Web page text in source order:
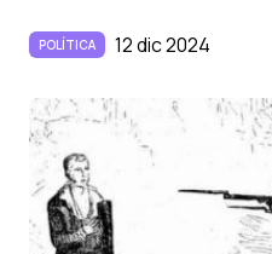
POLÍTICA 12 dic 2024